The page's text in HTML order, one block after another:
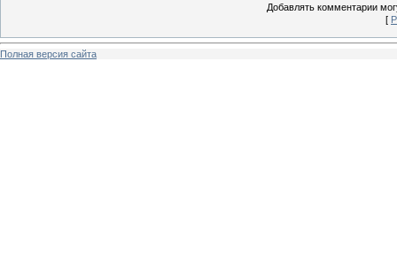
Добавлять комментарии
[
Полная версия сайта